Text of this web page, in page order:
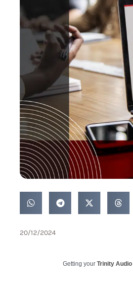
20/12/2024
Getting your Trinity Audio